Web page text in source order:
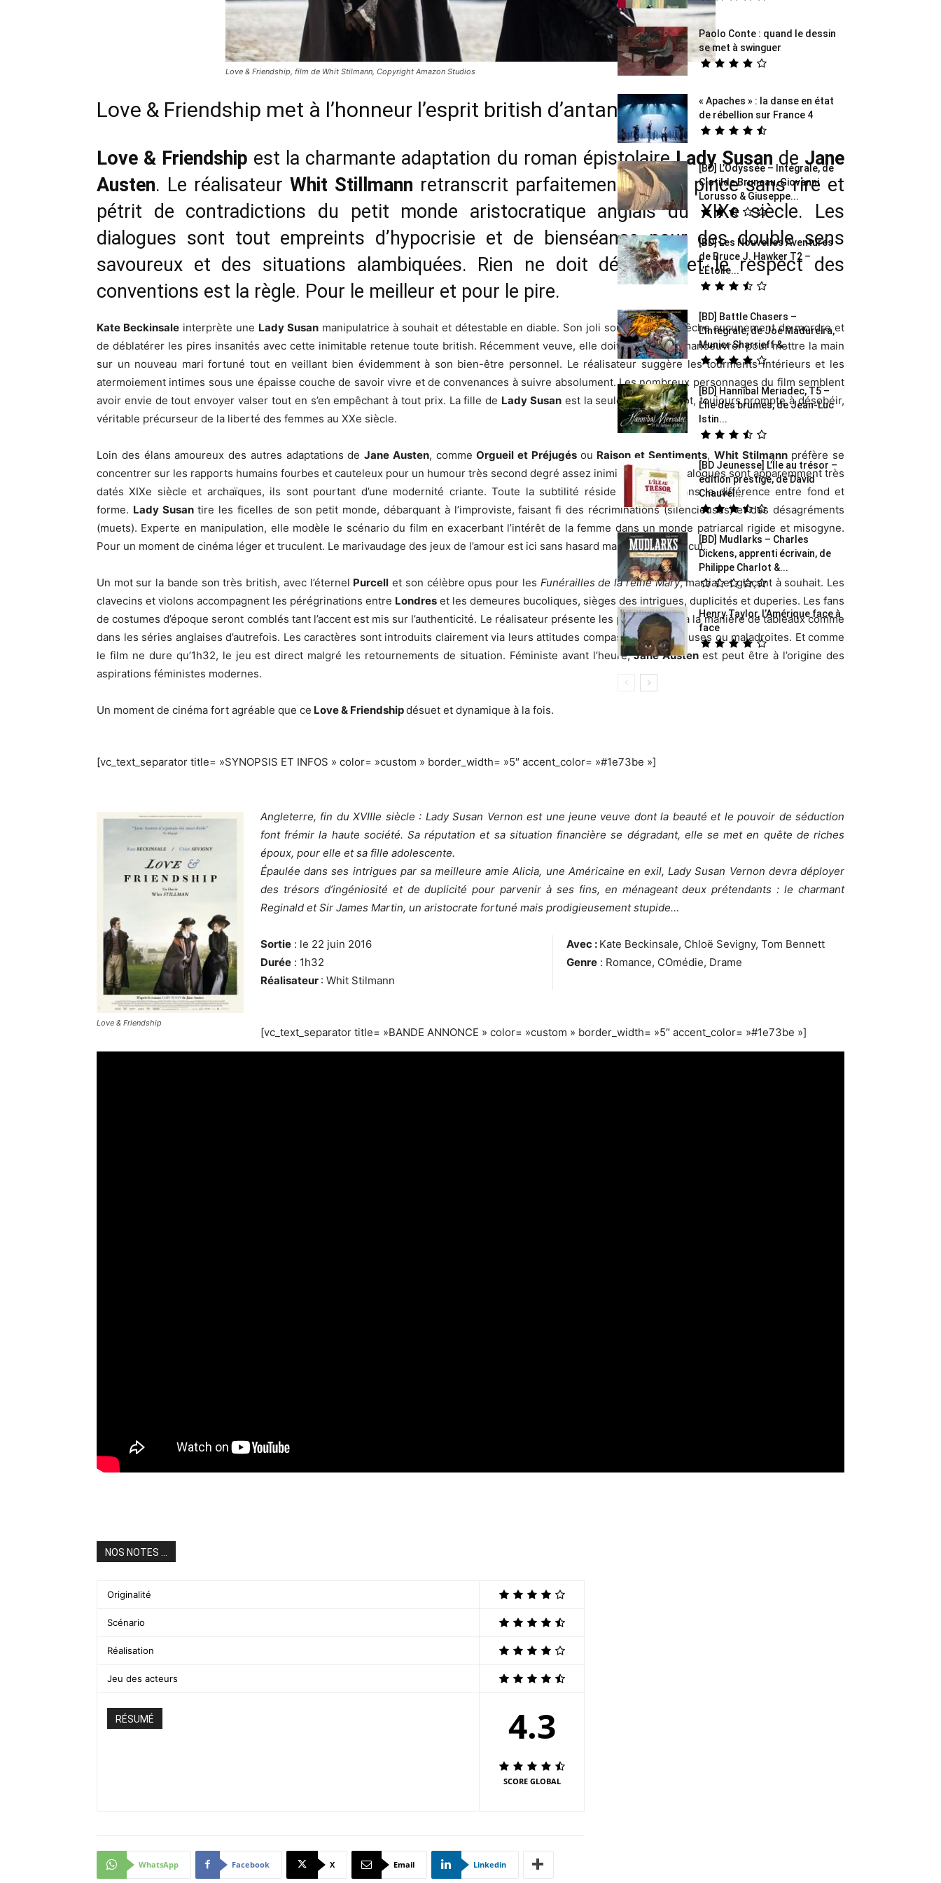
Love & Friendship, film de Whit Stilmann, Copyright Amazon Studios
Love & Friendship met à l’honneur l’esprit british d’antan
Love & Friendship est la charmante adaptation du roman épistolaireLady Susande Jane
Austen. Le réalisateur Whit Stillmann retranscrit parfaitement l’esprit pince sans rire et
pétrit de contradictions du petit monde aristocratique anglais du XIXe siècle. Les
dialogues sont tout empreints d’hypocrisie et de bienséance pour des double sens
savoureux et des situations alambiquées. Rien ne doit dépasser et le respect des
conventions est la règle. Pour le meilleur et pour le pire.
Kate Beckinsaleinterprète une Lady Susanmanipulatrice à souhait et détestable en diable. Son joli sourire ne l’empêche aucunement de mordre et
de déblatérer les pires insanités avec cette inimitable retenue toute british. Récemment veuve, elle doit habilement manoeuvrer pour mettre la main
sur un nouveau mari fortuné tout en veillant bien évidemment à son bien-être personnel. Le réalisateur suggère les tourments intérieurs et les
atermoiement intimes sous une épaisse couche de savoir vivre et de convenances à suivre absolument. Les nombreux personnages du film semblent
avoir envie de tout envoyer valser tout en s’en empêchant à tout prix. La fille de Lady Susanest la seule rebelle du lot, toujours prompte à désobéir,
véritable précurseur de la liberté des femmes au XXe siècle.
Loin des élans amoureux des autres adaptations deJane Austen, commeOrgueil et Préjugés ou Raison et Sentiments, Whit Stilmannpréfère se
concentrer sur les rapports humains fourbes et cauteleux pour un humour très second degré assez inimitable. Si les dialogues sont apparemment très
datés XIXe siècle et archaïques, ils sont pourtant d’une modernité criante. Toute la subtilité réside justement dans la différence entre fond et
forme. Lady Susantire les ficelles de son petit monde, débarquant à l’improviste, faisant fi des récriminations (silencieuses) et des désagréments
(muets). Experte en manipulation, elle modèle le scénario du film en exacerbant l’intérêt de la femme dans un monde patriarcal rigide et misogyne.
Pour un moment de cinéma léger et truculent. Le marivaudage des jeux de l’amour est ici sans hasard mais pas sans calcul.
Un mot sur la bande son très british, avec l’éternel Purcell et son célèbre opus pour les Funérailles de la reine Mary, martial et glaçant à souhait. Les
clavecins et violons accompagnent les pérégrinations entre Londres et les demeures bucoliques, sièges des intrigues, duplicités et duperies. Les fans
de costumes d’époque seront comblés tant l’accent est mis sur l’authenticité. Le réalisateur présente les personnages à la manière de tableaux comme
dans les séries anglaises d’autrefois. Les caractères sont introduits clairement via leurs attitudes compassées, charmeuses ou maladroites. Et comme
le film ne dure qu’1h32, le jeu est direct malgré les retournements de situation. Féministe avant l’heure,Jane Austenest peut être à l’origine des
aspirations féministes modernes.
Un moment de cinéma fort agréable que ce Love & Friendshipdésuet et dynamique à la fois.
[vc_text_separator title= »SYNOPSIS ET INFOS » color= »custom » border_width= »5″ accent_color= »#1e73be »]
Love & Friendship
Angleterre, fin du XVIIIe siècle : Lady Susan Vernon est une jeune veuve dont la beauté et le pouvoir de séduction
font frémir la haute société. Sa réputation et sa situation financière se dégradant, elle se met en quête de riches
époux, pour elle et sa fille adolescente.
Épaulée dans ses intrigues par sa meilleure amie Alicia, une Américaine en exil, Lady Susan Vernon devra déployer
des trésors d’ingéniosité et de duplicité pour parvenir à ses fins, en ménageant deux prétendants : le charmant
Reginald et Sir James Martin, un aristocrate fortuné mais prodigieusement stupide…
Sortie : le 22 juin 2016
Durée : 1h32
Réalisateur : Whit Stilmann
Avec : Kate Beckinsale, Chloë Sevigny, Tom Bennett
Genre : Romance, COmédie, Drame
[vc_text_separator title= »BANDE ANNONCE » color= »custom » border_width= »5″ accent_color= »#1e73be »]
NOS NOTES ...
Originalité
Scénario
Réalisation
Jeu des acteurs
RÉSUMÉ 4.3
SCORE GLOBAL
WhatsApp Facebook X Email Linkedin
Paolo Conte : quand le dessin
se met à swinguer
« Apaches » : la danse en état
de rébellion sur France 4
[BD] L’Odyssée – Intégrale, de
Clotilde Bruneau, Giovanni
Lorusso & Giuseppe...
[BD] Les Nouvelles Aventures
de Bruce J. Hawker T2 –
L’Étoile...
[BD] Battle Chasers –
L’Intégrale, de Joe Madureira,
Munier Sharrieff &...
[BD] Hannibal Meriadec, T5 –
L’Île des brumes, de Jean-Luc
Istin...
[BD Jeunesse] L’Île au trésor –
édition prestige, de David
Chauvel...
[BD] Mudlarks – Charles
Dickens, apprenti écrivain, de
Philippe Charlot &...
Henry Taylor, l’Amérique face à
face